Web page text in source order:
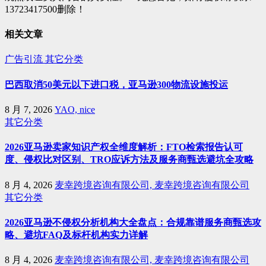
13723417500删除！
相关文章
广告引流 其它分类
巴西取消50美元以下进口税，亚马逊300物流设施投运
8 月 7, 2026 YAO, nice
其它分类
2026亚马逊卖家知识产权全维度解析：FTO检索报告认可
度、侵权比对区别、TRO应诉方法及服务商甄选避坑全攻略
8 月 4, 2026 麦幸跨境咨询有限公司, 麦幸跨境咨询有限公司
其它分类
2026亚马逊不侵权分析机构大全盘点：合规靠谱服务商甄选攻
略、避坑FAQ及标杆机构实力详解
8 月 4, 2026 麦幸跨境咨询有限公司, 麦幸跨境咨询有限公司